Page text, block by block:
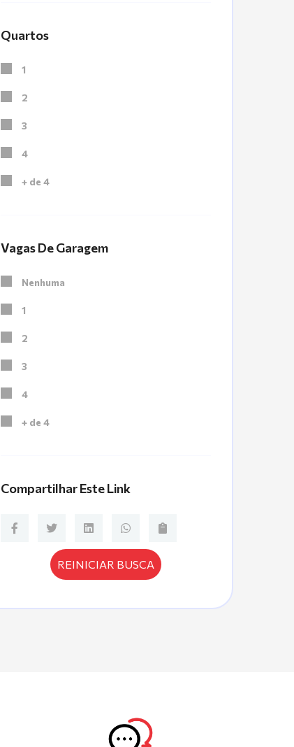
Quartos
1
2
3
4
+ de 4
Vagas De Garagem
Nenhuma
1
2
3
4
+ de 4
Compartilhar Este Link
REINICIAR BUSCA